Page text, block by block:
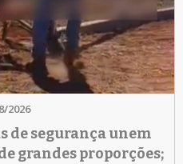
2026
de segurança unem
grandes proporções;